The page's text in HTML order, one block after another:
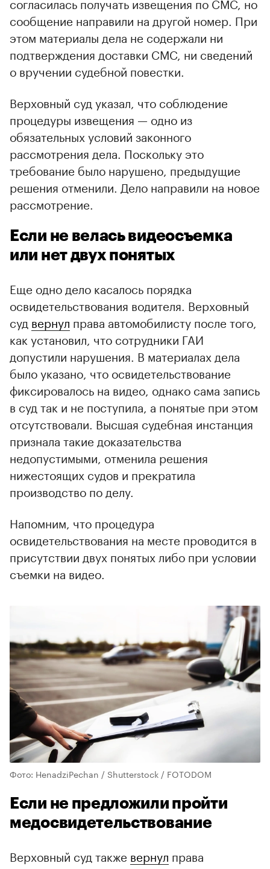
сообщение направили на другой номер. При
этом материалы дела не содержали ни
подтверждения доставки СМС, ни сведений
о вручении судебной повестки.
Верховный суд указал, что соблюдение
процедуры извещения — одно из
обязательных условий законного
рассмотрения дела. Поскольку это
требование было нарушено, предыдущие
решения отменили. Дело направили на новое
рассмотрение.
Если не велась видеосъемка
или нет двух понятых
Еще одно дело касалось порядка
освидетельствования водителя. Верховный
суд вернул права автомобилисту после того,
как установил, что сотрудники ГАИ
допустили нарушения. В материалах дела
было указано, что освидетельствование
фиксировалось на видео, однако сама запись
в суд так и не поступила, а понятые при этом
отсутствовали. Высшая судебная инстанция
признала такие доказательства
недопустимыми, отменила решения
нижестоящих судов и прекратила
производство по делу.
Напомним, что процедура
освидетельствования на месте проводится в
присутствии двух понятых либо при условии
съемки на видео.
Фото: HenadziPechan / Shutterstock / FOTODOM
Если не предложили пройти
медосвидетельствование
Верховный суд также вернул права